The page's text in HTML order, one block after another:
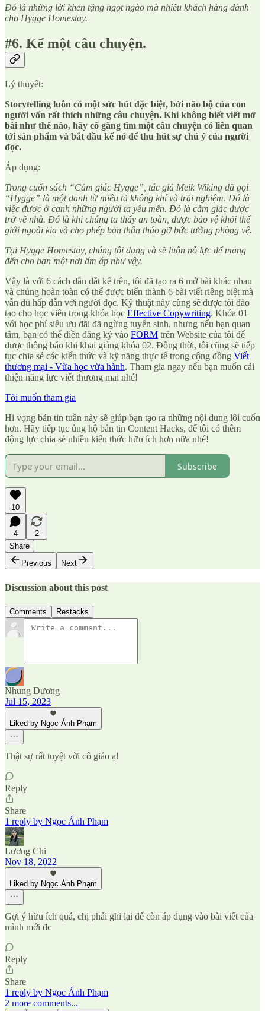
Đó là những lời khen tặng ngọt ngào mà nhiều khách hàng dành
cho Hygge Homestay.
#6. Kể một câu chuyện.
Lý thuyết:
Storytelling luôn có một sức hút đặc biệt, bởi não bộ của con
người vốn rất thích những câu chuyện. Khi không biết viết mở
bài như thế nào, hãy cố gắng tìm một câu chuyện có liên quan
tới sản phẩm và bắt đầu kể nó để thu hút sự chú ý của người
đọc.
Áp dụng:
Trong cuốn sách “Cảm giác Hygge”, tác giả Meik Wiking đã gọi
“Hygge” là một danh từ miêu tả không khí và trải nghiệm. Đó là
việc được ở cạnh những người ta yêu mến. Đó là cảm giác được
trở về nhà. Đó là khi chúng ta thấy an toàn, được bảo vệ khỏi thế
giới ngoài kia và cho phép bản thân tháo gỡ bức tường phòng vệ.
Tại Hygge Homestay, chúng tôi đang và sẽ luôn nỗ lực để mang
đến cho bạn một nơi ấm áp như vậy.
Vậy là với 6 cách dẫn dắt kể trên, tôi đã tạo ra 6 mở bài khác nhau
và chúng hoàn toàn có thể được biến thành 6 bài viết riêng biệt mà
vẫn đủ hấp dẫn với người đọc. Kỹ thuật này cũng sẽ được tôi đào
tạo cho học viên trong khóa học Effective Copywriting. Khóa 01
với học phí siêu ưu đãi đã ngừng tuyển sinh, nhưng nếu bạn quan
tâm, bạn có thể điền đăng ký vào FORM trên Website của tôi để
được thông báo khi khai giảng khóa 02. Đồng thời, tôi cũng sẽ tiếp
tục chia sẻ các kiến thức và kỹ năng thực tế trong cộng đồng Viết
thương mại - Vừa học vừa hành. Tham gia ngay nếu bạn muốn cải
thiện năng lực viết thương mai nhé!
Tôi muốn tham gia
Hi vọng bản tin tuần này sẽ giúp bạn tạo ra những nội dung lôi cuốn
hơn. Hãy tiếp tục ủng hộ bản tin Content Hacks, để tôi có thêm
động lực chia sẻ nhiều kiến thức hữu ích hơn nữa nhé!
Subscribe
10
4
2
Share
Previous
Next
Discussion about this post
Comments Restacks
Nhung Dương
Jul 15, 2023
Liked by Ngọc Ánh Phạm
Thật sự rất tuyệt vời cô giáo ạ!
Reply
Share
1 reply by Ngọc Ánh Phạm
Lương Chi
Nov 18, 2022
Liked by Ngọc Ánh Phạm
Gợi ý hữu ích quá, chị phải ghi lại để còn áp dụng vào bài viết của
mình mới đc
Reply
Share
1 reply by Ngọc Ánh Phạm
2 more comments...